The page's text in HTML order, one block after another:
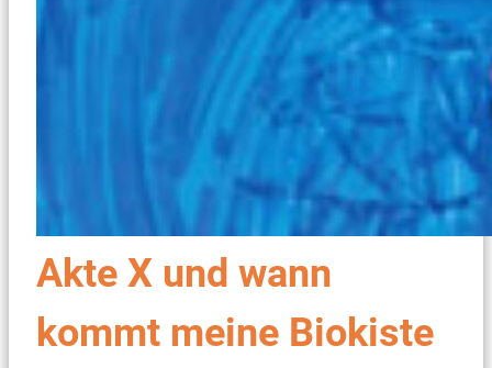
Akte X und wann
kommt meine Biokiste